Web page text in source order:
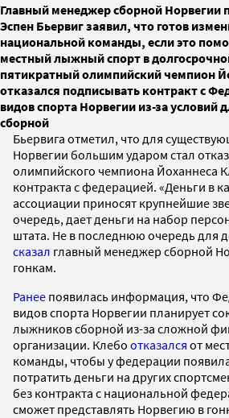
Главный менеджер сборной
Эспен Бьервиг заявил, что готов
национальной команды, если это
местный лыжный спорт в
пятикратный олимпийский чемпион
отказался подписывать контракт с
видов спорта Норвегии из-за условий
сборной
Бьервига отметил, что для
Норвегии большим ударом стал
олимпийского чемпиона Йоханнеса
контракта с федерацией. «Деньги в
ассоциации приносят крупнейшие
очередь, дает деньги на набор
штата. Не в последнюю очередь для
сказал главный менеджер сборной
гонкам.
Ранее появилась информация, что
видов спорта Норвегии планирует
лыжников сборной из-за сложной
организации. Клебо отказался от
команды, чтобы у федерации
потратить деньги на других
без контракта с национальной
сможет представлять Норвегию в